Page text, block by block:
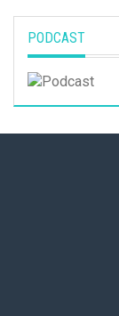
PODCAST